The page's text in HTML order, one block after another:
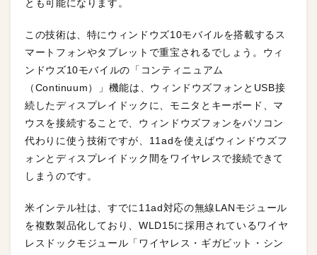
とも可能になります。
この技術は、特にウィンドウズ10モバイルを搭載するス
マートフォンやタブレットで重宝されるでしょう。ウィ
ンドウズ10モバイルの「コンティニュアム
（Continuum）」機能は、ウィンドウズフォンとUSB接
続したディスプレイドックに、モニタとキーボード、マ
ウスを接続することで、ウィンドウズフォンをパソコン
代わりに使う技術ですが、11adを使えばウィンドウズフ
ォンとディスプレイドック間をワイヤレスで接続できて
しまうのです。
米インテル社は、すでに11ad対応の無線LANモジュール
を複数製品化しており、WLD15に採用されているワイヤ
レスドックモジュール「ワイヤレス・ギガビット・シン